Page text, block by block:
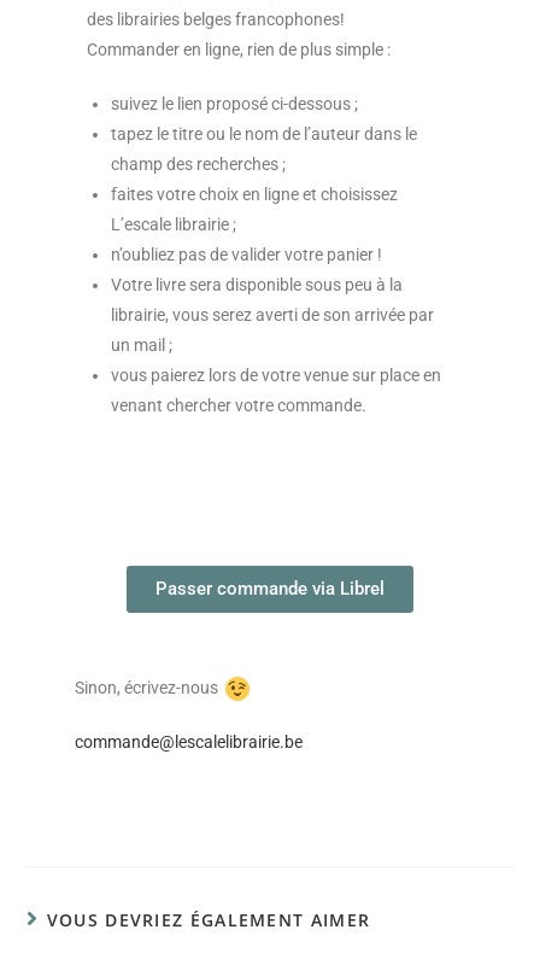
des librairies belges francophones!
Commander en ligne, rien de plus simple :
suivez le lien proposé ci-dessous ;
tapez le titre ou le nom de l’auteur dans le
champ des recherches ;
faites votre choix en ligne et choisissez
L’escale librairie ;
n’oubliez pas de valider votre panier !
Votre livre sera disponible sous peu à la
librairie, vous serez averti de son arrivée par
un mail ;
vous paierez lors de votre venue sur place en
venant chercher votre commande.
Passer commande via Librel
Sinon, écrivez-nous
commande@lescalelibrairie.be
VOUS DEVRIEZ ÉGALEMENT AIMER